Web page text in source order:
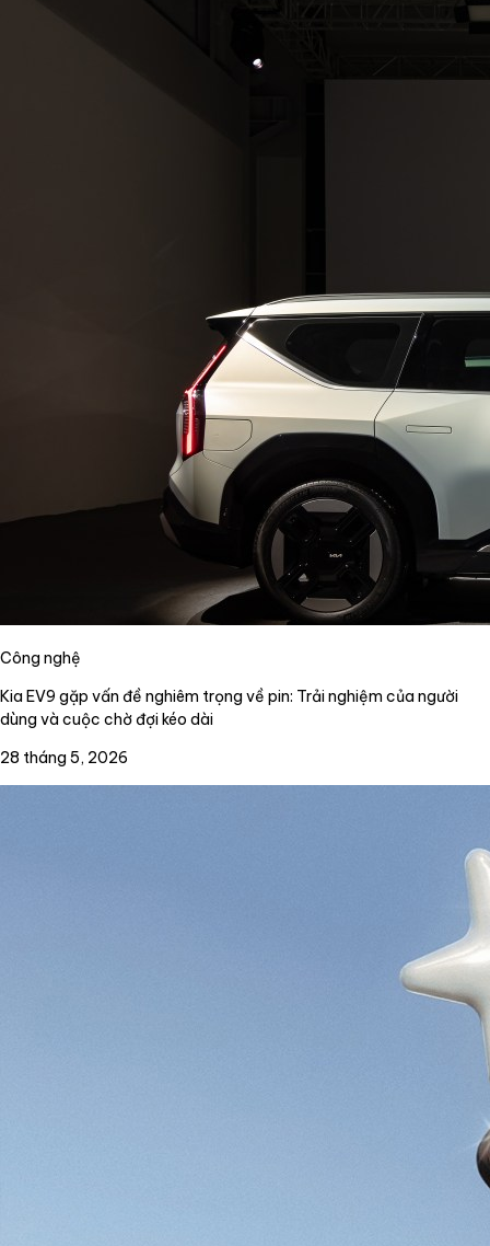
Công nghệ
Kia EV9 gặp vấn đề nghiêm trọng về pin: Trải nghiệm của người
dùng và cuộc chờ đợi kéo dài
28 tháng 5, 2026